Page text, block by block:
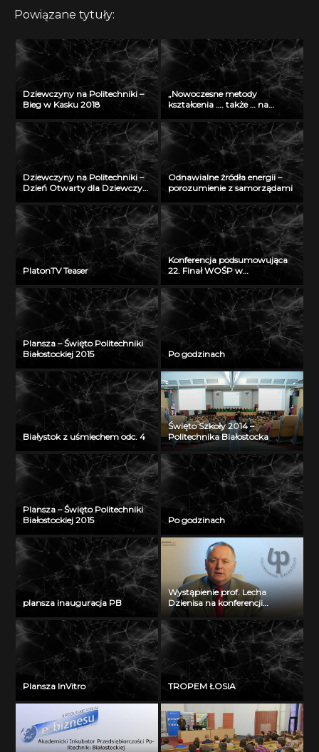
Powiązane tytuły:
Dziewczyny na Politechniki –
Bieg w Kasku 2018
„Nowoczesne metody
kształcenia …. także … na
Radiu Akadera – 11 grudzień
2012
Dziewczyny na Politechniki –
Dzień Otwarty dla Dziewczyn
Odnawialne żródła energii –
porozumienie z samorządami
PlatonTV Teaser
Konferencja podsumowująca
22. Finał WOŚP w
Plansza – Święto Politechniki
Białostockiej 2015
Po godzinach
Białystok z uśmiechem odc. 4
Święto Szkoły 2014 –
Politechnika Białostocka
Plansza – Święto Politechniki
Białostockiej 2015
Po godzinach
plansza inauguracja PB
Wystąpienie prof. Lecha
Dzienisa na konferencji
„Integration, partnership and
innovations in civil engineering
and education”
Plansza InVitro TROPEM ŁOSIA